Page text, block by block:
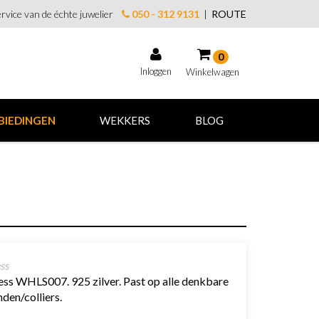
van de échte juwelier 050 - 312 9131| ROUTE
Inloggen
0
Winkelwagen
Winkelwagen
WEKKERS BLOG
WHLS007. 925 zilver. Past op alle denkbare
colliers.